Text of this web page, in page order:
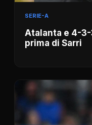
SERIE-A
Atalanta e 4-3-
prima di Sarri